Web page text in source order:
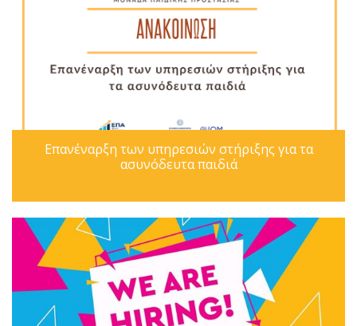
Επανέναρξη των υπηρεσιών στήριξης για τα
ασυνόδευτα παιδιά